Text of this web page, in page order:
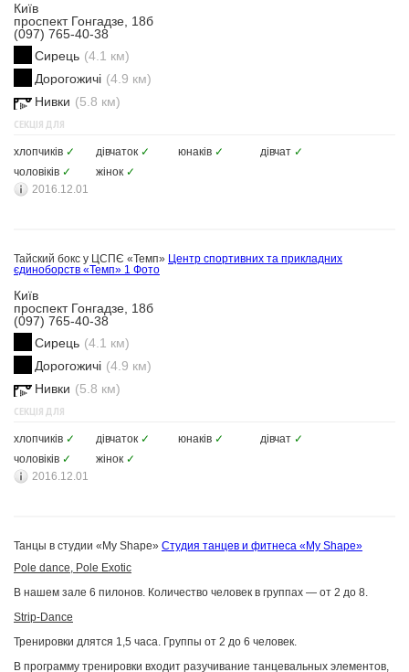
Київ
проспект Гонгадзе, 18б
(097) 765-40-38
Сирець (4.1 км)
Дорогожичі (4.9 км)
Нивки (5.8 км)
СЕКЦІЯ ДЛЯ
хлопчиків ✓ дівчаток ✓ юнаків ✓ дівчат ✓
чоловіків ✓ жінок ✓
2016.12.01
Тайский бокс у ЦСПЄ «Темп» Центр спортивних та прикладних
єдиноборств «Темп» 1 Фото
Київ
проспект Гонгадзе, 18б
(097) 765-40-38
Сирець (4.1 км)
Дорогожичі (4.9 км)
Нивки (5.8 км)
СЕКЦІЯ ДЛЯ
хлопчиків ✓ дівчаток ✓ юнаків ✓ дівчат ✓
чоловіків ✓ жінок ✓
2016.12.01
Танцы в студии «My Shape» Студия танцев и фитнеса «My Shape»
Pole dance, Pole Exotic
В нашем зале 6 пилонов. Количество человек в группах — от 2 до 8.
Strip-Dance
Тренировки длятся 1,5 часа. Группы от 2 до 6 человек.
В программу тренировки входит разучивание танцевальных элементов,